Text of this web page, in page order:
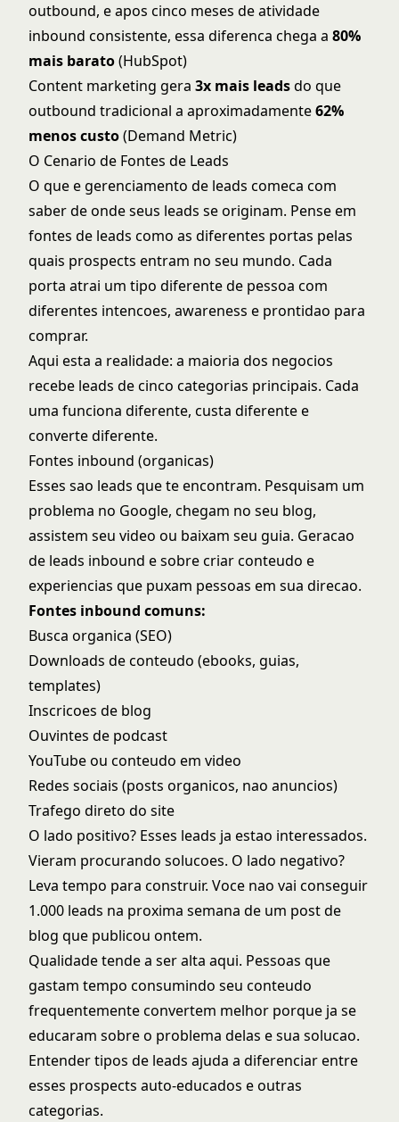
outbound, e apos cinco meses de atividade
inbound consistente, essa diferenca chega a 80%
mais barato(HubSpot)
Content marketing gera 3x mais leadsdo que
outbound tradicional a aproximadamente62%
menos custo(Demand Metric)
O Cenario de Fontes de Leads
O que e gerenciamento de leads comeca com
saber de onde seus leads se originam. Pense em
fontes de leads como as diferentes portas pelas
quais prospects entram no seu mundo. Cada
porta atrai um tipo diferente de pessoa com
diferentes intencoes, awareness e prontidao para
comprar.
Aqui esta a realidade: a maioria dos negocios
recebe leads de cinco categorias principais. Cada
uma funciona diferente, custa diferente e
converte diferente.
Fontes inbound (organicas)
Esses sao leads que te encontram. Pesquisam um
problema no Google, chegam no seu blog,
assistem seu video ou baixam seu guia. Geracao
de leads inbound e sobre criar conteudo e
experiencias que puxam pessoas em sua direcao.
Fontes inbound comuns:
Busca organica (SEO)
Downloads de conteudo (ebooks, guias,
templates)
Inscricoes de blog
Ouvintes de podcast
YouTube ou conteudo em video
Redes sociais (posts organicos, nao anuncios)
Trafego direto do site
O lado positivo? Esses leads ja estao interessados.
Vieram procurando solucoes. O lado negativo?
Leva tempo para construir. Voce nao vai conseguir
1.000 leads na proxima semana de um post de
blog que publicou ontem.
Qualidade tende a ser alta aqui. Pessoas que
gastam tempo consumindo seu conteudo
frequentemente convertem melhor porque ja se
educaram sobre o problema delas e sua solucao.
Entendertipos de leads ajuda a diferenciar entre
esses prospects auto-educados e outras
categorias.